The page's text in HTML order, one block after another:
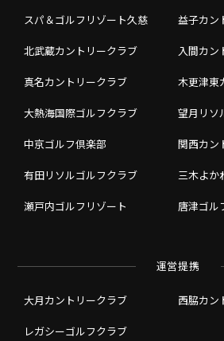
スパ＆ゴルフリゾート久慈 益子カン
北武蔵カントリークラブ 入間カン
真名カントリークラブ 木更津東
大熱海国際ゴルフクラブ 望月リソ
中京ゴルフ倶楽部 関西カン
有田リソルゴルフクラブ 三木よか
瀬戸内ゴルフリゾート 唐津ゴル
運営提携
大月カントリークラブ 西脇カン
レガシーゴルフクラブ